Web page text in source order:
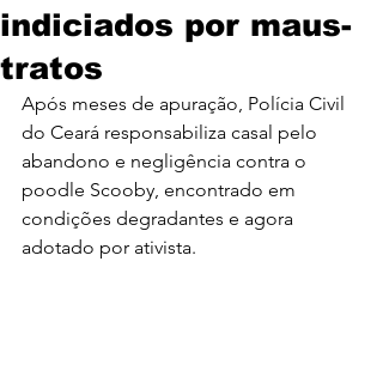
indiciados por maus-
tratos
Após meses de apuração, Polícia Civil
do Ceará responsabiliza casal pelo
abandono e negligência contra o
poodle Scooby, encontrado em
condições degradantes e agora
adotado por ativista.